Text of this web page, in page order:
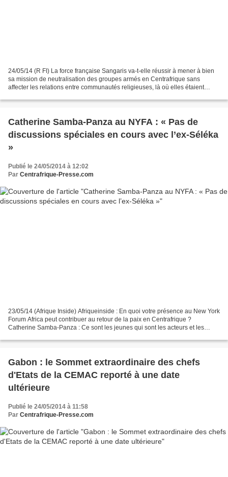
24/05/14 (R FI) La force française Sangaris va-t-elle réussir à mener à bien
sa mission de neutralisation des groupes armés en Centrafrique sans
affecter les relations entre communautés religieuses, là où elles étaient
Catherine Samba-Panza au NYFA : « Pas de
discussions spéciales en cours avec l’ex-Séléka
»
Publié le 24/05/2014 à 12:02
Par Centrafrique-Presse.com
23/05/14 (Afrique Inside) Afriqueinside : En quoi votre présence au New York
Forum Africa peut contribuer au retour de la paix en Centrafrique ?
Catherine Samba-Panza : Ce sont les jeunes qui sont les acteurs et les
Gabon : le Sommet extraordinaire des chefs
d'Etats de la CEMAC reporté à une date
ultérieure
Publié le 24/05/2014 à 11:58
Par Centrafrique-Presse.com